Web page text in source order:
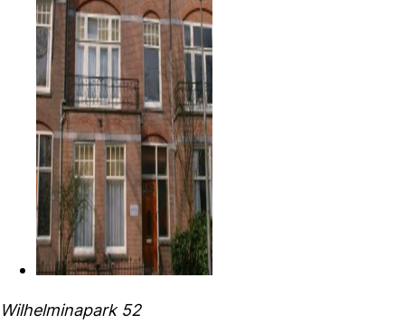
Wilhelminapark 52